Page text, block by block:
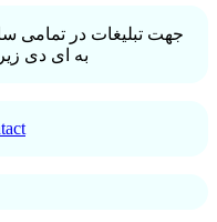
جهت تبلیغات در تمامی
به ای دی